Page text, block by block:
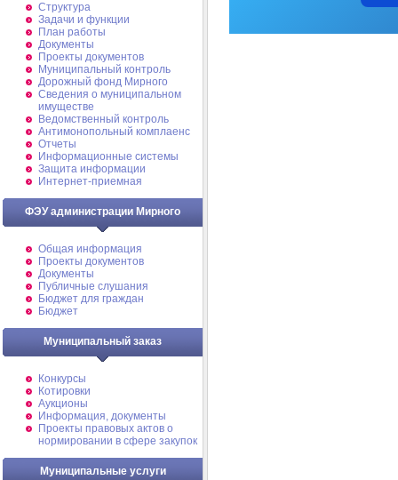
Структура
Задачи и функции
План работы
Документы
Проекты документов
Муниципальный контроль
Дорожный фонд Мирного
Cведения о муниципальном
имуществе
Ведомственный контроль
Антимонопольный комплаенс
Отчеты
Информационные системы
Защита информации
Интернет-приемная
ФЭУ администрации Мирного
Общая информация
Проекты документов
Документы
Публичные слушания
Бюджет для граждан
Бюджет
Муниципальный заказ
Конкурсы
Котировки
Аукционы
Информация, документы
Проекты правовых актов о
нормировании в сфере закупок
Муниципальные услуги